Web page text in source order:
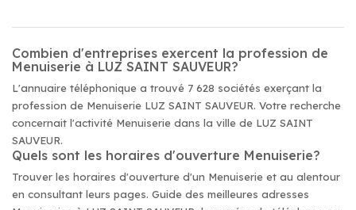
Combien d'entreprises exercent la profession de
Menuiserie à LUZ SAINT SAUVEUR?
L'annuaire téléphonique a trouvé 7 628 sociétés exerçant la
profession de Menuiserie LUZ SAINT SAUVEUR. Votre recherche
concernait l'activité Menuiserie dans la ville de LUZ SAINT
SAUVEUR.
Quels sont les horaires d'ouverture Menuiserie?
Trouver les horaires d'ouverture d'un Menuiserie et au alentour
en consultant leurs pages. Guide des meilleures adresses